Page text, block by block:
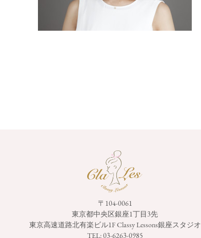
〒104-0061
東京都中央区銀座1丁目3先
東京高速道路北有楽ビル1FClassy Lessons銀座スタジオ
TEL:03-6263-0985